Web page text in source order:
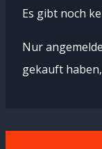
Es gibt noch
Nur
gekauft